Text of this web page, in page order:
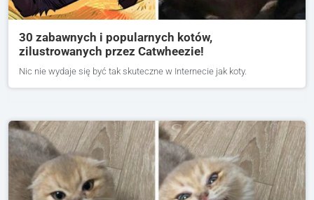
30 zabawnych i popularnych kotów,
zilustrowanych przez Catwheezie!
Nic nie wydaje się być tak skuteczne w Internecie jak koty.